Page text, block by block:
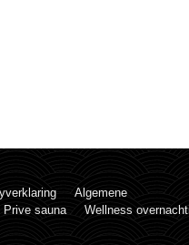
Algemene
Prive sauna
Wellness